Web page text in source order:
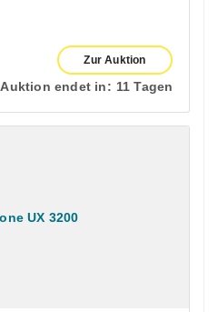
Zur Auktion
Auktion endet in: 11 Tagen